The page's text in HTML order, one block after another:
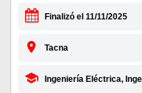
Finalizó el 11/11/2025
Tacna
Ingeniería Eléctrica,